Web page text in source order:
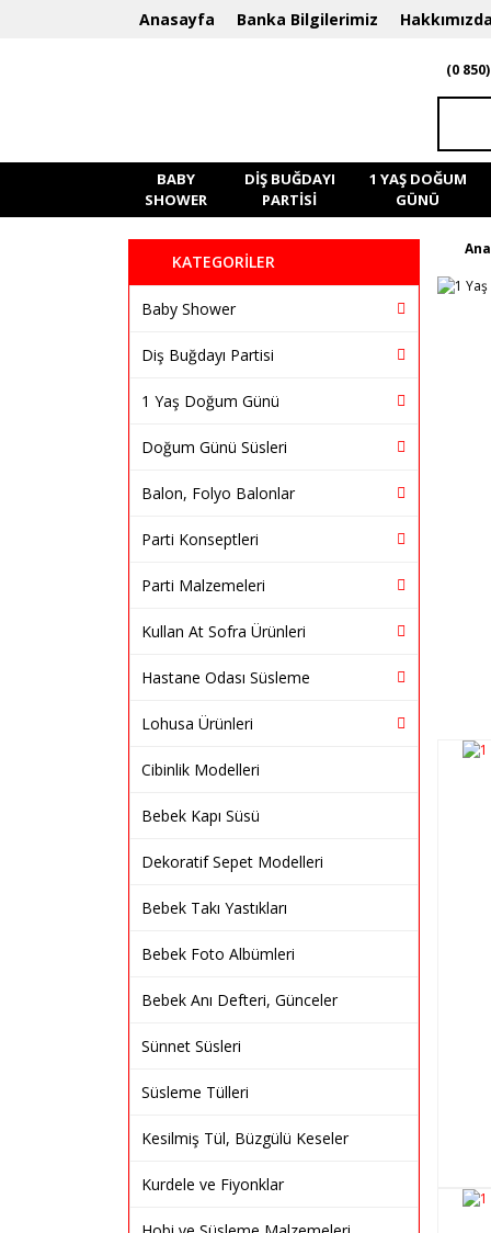
Anasayfa Banka Bilgilerimiz
(0
BABY
SHOWER
DIŞ BUĞDAYI
PARTISI
1 YAŞ DOĞUM
GÜNÜ
KATEGORİLER
Baby Shower
Diş Buğdayı Partisi
1 Yaş Doğum Günü
Doğum Günü Süsleri
Balon, Folyo Balonlar
Parti Konseptleri
Parti Malzemeleri
Kullan At Sofra Ürünleri
Hastane Odası Süsleme
Lohusa Ürünleri
Cibinlik Modelleri
Bebek Kapı Süsü
Dekoratif Sepet Modelleri
Bebek Takı Yastıkları
Bebek Foto Albümleri
Bebek Anı Defteri, Günceler
Sünnet Süsleri
Süsleme Tülleri
Kesilmiş Tül, Büzgülü Keseler
Kurdele ve Fiyonklar